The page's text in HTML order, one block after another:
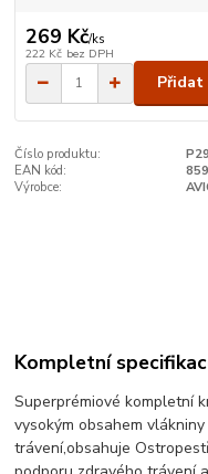
269 Kč/ks
222 Kč bez DPH
Přidat
Číslo produktu:
EAN kód:
Výrobce:
Kompletní
Superprémiové kompletní
vysokým obsahem
trávení,obsahuje